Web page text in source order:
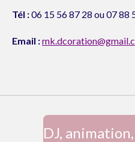
Tél :06 15 56 87 28 ou 07 88
Email :
DJ,